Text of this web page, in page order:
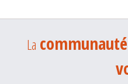
La